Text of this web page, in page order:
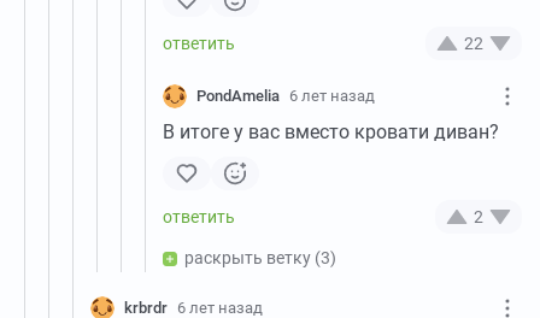
22
PondAmelia 6 лет назад
В итоге у вас вместо кровати диван?
2
раскрыть ветку (3)
krbrdr 6 лет назад